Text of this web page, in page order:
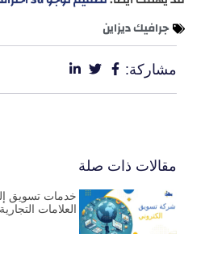
جرافيك ديزاين
مشاركة:
مقالات ذات صلة
خدمات تسويق
العلامات